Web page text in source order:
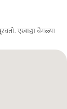
एखाद्या वेगळ्या